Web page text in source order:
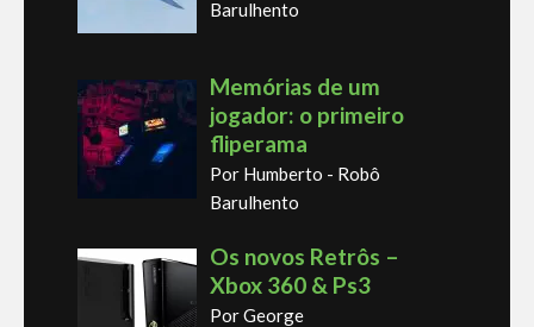
Barulhento
Memórias de um
jogador: o primeiro
fliperama
Por Humberto - Robô
Barulhento
Os novos Retrôs –
Xbox 360 & Ps3
Por George